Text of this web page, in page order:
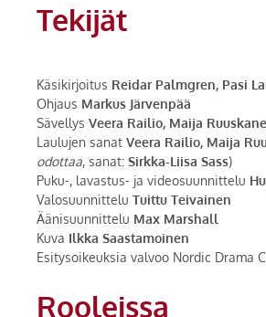
Tekijät
Käsikirjoitus Reidar Palmgren, Pasi
Ohjaus Markus Järvenpää
Sävellys Veera Railio, Maija
Laulujen sanat Veera Railio, Maija
odottaa, sanat: Sirkka-Liisa Sass)
Puku-, lavastus- ja videosuunnittelu
Valosuunnittelu Tuittu Teivainen
Äänisuunnittelu Max Marshall
Kuva Ilkka Saastamoinen
Esitysoikeuksia valvoo Nordic Drama
Rooleissa